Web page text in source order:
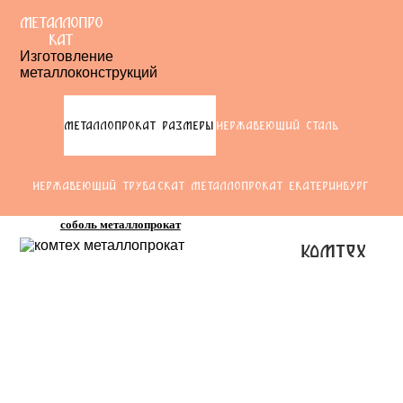
МЕТАЛЛОПРО
КАТ
Изготовление
металлоконструкций
МЕТАЛЛОПРОКАТ РАЗМЕРЫ НЕРЖАВЕЮЩИЙ СТАЛЬ
НЕРЖАВЕЮЩИЙ ТРУБА СКАТ МЕТАЛЛОПРОКАТ ЕКАТЕРИНБУРГ
соболь металлопрокат
комтех